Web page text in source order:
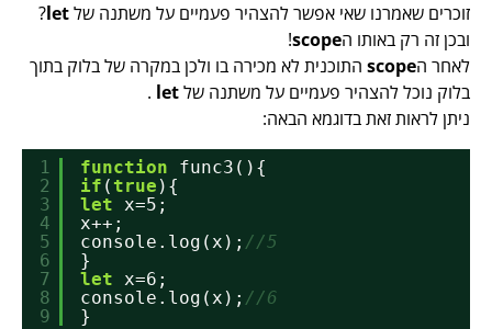
זוכרים שאמרנו שאי אפשר להצהיר פעמיים על משתנה שלlet
?
ובכן זה רק באותו הscope
!
לאחר הscope התוכנית לא מכירה בו ולכן במקרה של בלוק בתוך
בלוק נוכל להצהיר פעמיים על משתנה שלlet
.
ניתן לראות זאת בדוגמא הבאה:
1
2
3
4
5
6
7
8
9
function
func3(){
if ( true ){
let x=5;
x++;
console.log(x); //5
}
let x=6;
console.log(x); //6
}